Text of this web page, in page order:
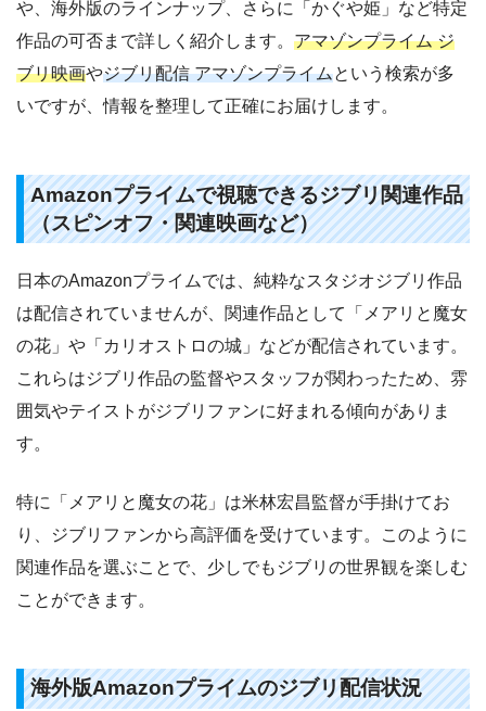
や、海外版のラインナップ、さらに「かぐや姫」など特定
作品の可否まで詳しく紹介します。 アマゾンプライム ジ
ブリ映画やジブリ配信 アマゾンプライムという検索が多
いですが、情報を整理して正確にお届けします。
Amazonプライムで視聴できるジブリ関連作品
（スピンオフ・関連映画など）
日本のAmazonプライムでは、純粋なスタジオジブリ作品
は配信されていませんが、関連作品として「メアリと魔女
の花」や「カリオストロの城」などが配信されています。
これらはジブリ作品の監督やスタッフが関わったため、雰
囲気やテイストがジブリファンに好まれる傾向がありま
す。
特に「メアリと魔女の花」は米林宏昌監督が手掛けてお
り、ジブリファンから高評価を受けています。このように
関連作品を選ぶことで、少しでもジブリの世界観を楽しむ
ことができます。
海外版Amazonプライムのジブリ配信状況